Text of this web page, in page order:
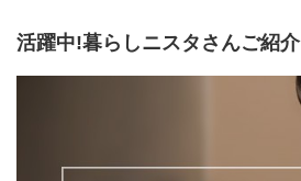
活躍中!暮らしニスタさんご紹介